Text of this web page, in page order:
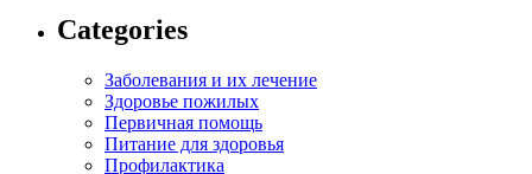
Categories
Заболевания и их лечение
Здоровье пожилых
Первичная помощь
Питание для здоровья
Профилактика